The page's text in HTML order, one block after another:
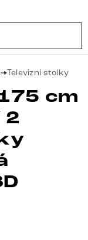
Televizní stolky
cm
2